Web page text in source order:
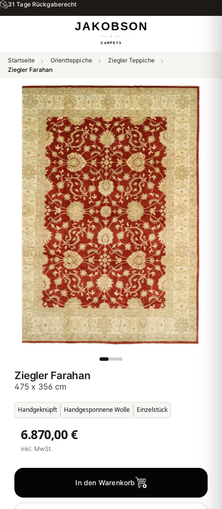
31 Tage Rückgaberecht
Startseite Orientteppiche
Ziegler Teppiche
Ziegler Farahan
Ziegler Farahan
475 x 356 cm
Handgeknüpft Handgesponnene Wolle Einzelstück
6.870,00 €
inkl. MwSt.
In den Warenkorb